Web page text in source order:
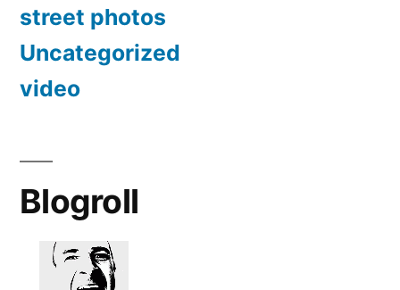
street photos
Uncategorized
video
Blogroll